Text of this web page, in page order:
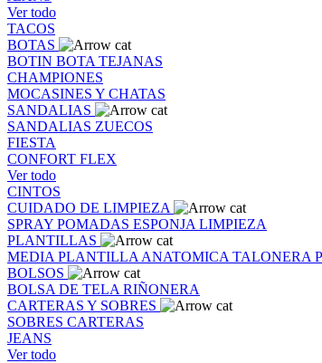
Ver todo
TACOS
BOTAS
BOTIN BOTA TEJANAS
CHAMPIONES
MOCASINES Y CHATAS
SANDALIAS
SANDALIAS ZUECOS
FIESTA
CONFORT FLEX
Ver todo
CINTOS
CUIDADO DE LIMPIEZA
SPRAY POMADAS ESPONJA LIMPIEZA
PLANTILLAS
MEDIA PLANTILLA ANATOMICA TALONERA
BOLSOS
BOLSA DE TELA RIÑONERA
CARTERAS Y SOBRES
SOBRES CARTERAS
JEANS
Ver todo